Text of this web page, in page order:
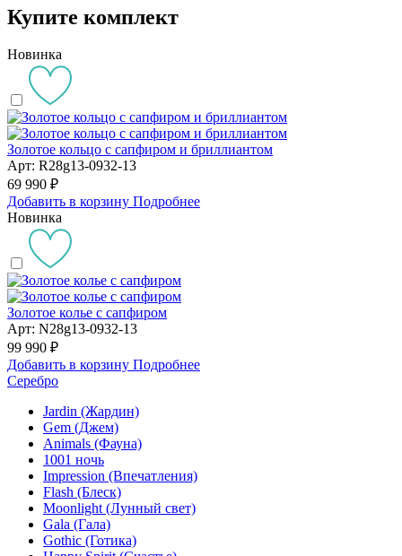
Купите комплект
Новинка
Золотое кольцо с сапфиром и бриллиантом
Арт: R28g13-0932-13
69 990 ₽
Добавить в корзину Подробнее
Новинка
Золотое колье с сапфиром
Арт: N28g13-0932-13
99 990 ₽
Добавить в корзину Подробнее
Серебро
Jardin (Жардин)
Gem (Джем)
Animals (Фауна)
1001 ночь
Impression (Впечатления)
Flash (Блеск)
Moonlight (Лунный свет)
Gala (Гала)
Gothic (Готика)